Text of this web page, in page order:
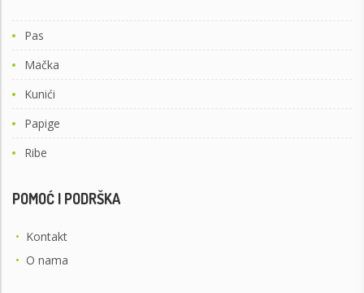
Pas
Mačka
Kunići
Papige
Ribe
POMOĆ I PODRŠKA
• Kontakt
• O nama